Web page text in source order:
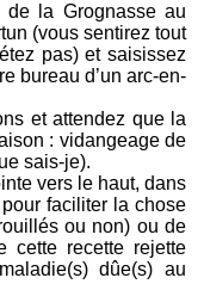
de la Grognasse au
(vous sentirez tout
pas) et saisissez
bureau d’un arc-en-
et attendez que la
: vidangeage de
sais-je).
vers le haut, dans
faciliter la chose
ou non) ou de
cette recette rejette
dûe(s) au